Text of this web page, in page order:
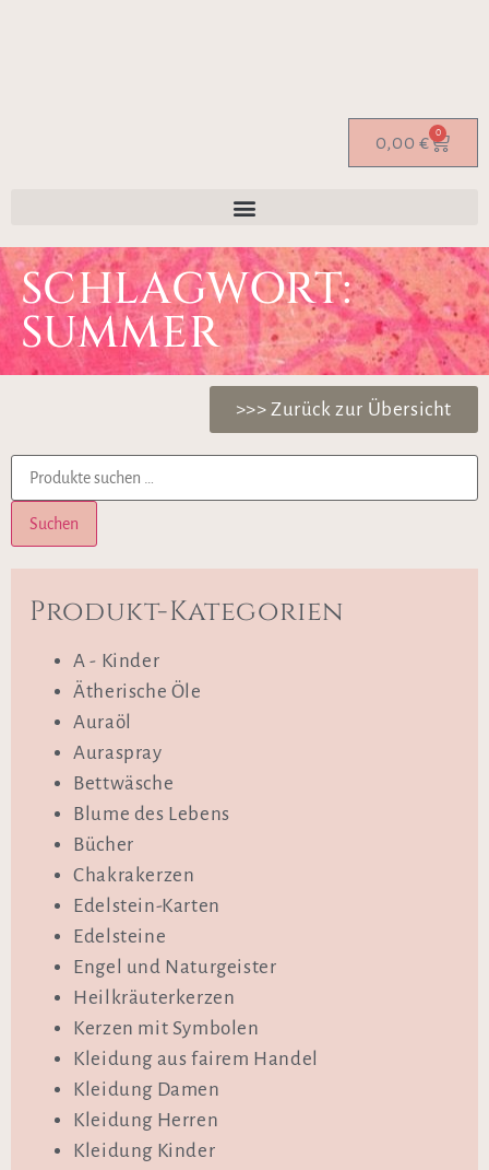
0,00 € 0
SCHLAGWORT:
SUMMER
>>> Zurück zur Übersicht
Suchen
Produkt-Kategorien
A - Kinder
Ätherische Öle
Auraöl
Auraspray
Bettwäsche
Blume des Lebens
Bücher
Chakrakerzen
Edelstein-Karten
Edelsteine
Engel und Naturgeister
Heilkräuterkerzen
Kerzen mit Symbolen
Kleidung aus fairem Handel
Kleidung Damen
Kleidung Herren
Kleidung Kinder